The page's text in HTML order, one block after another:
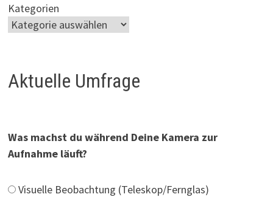
Kategorien
Aktuelle Umfrage
Was machst du während Deine Kamera zur
Aufnahme läuft?
Visuelle Beobachtung (Teleskop/Fernglas)